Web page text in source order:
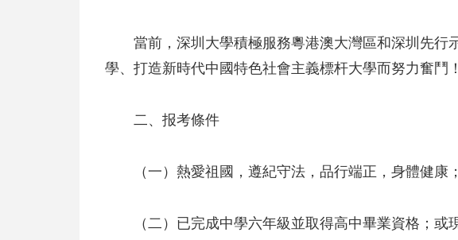
當前，深圳大學積極服務粵港澳大灣區和深圳先
學、打造新時代中國特色社會主義標杆大學而努力奮鬥！
二、报考條件
（一）熱愛祖國，遵紀守法，品行端正，身體健康；
（二）已完成中學六年級並取得高中畢業資格；或